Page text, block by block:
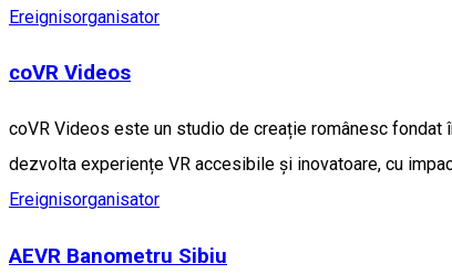
Ereignisorganisator
coVR Videos
coVR Videos este un studio de creație românesc
dezvolta experiențe VR accesibile și inovatoare, cu
Ereignisorganisator
AEVR Banometru Sibiu